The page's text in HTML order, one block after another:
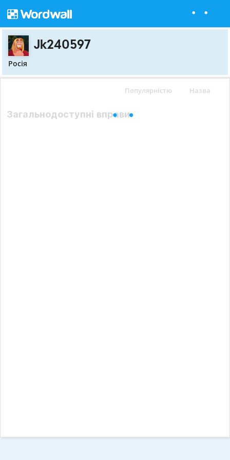
Jk240597
Росія
Популярністю Назва
Загальнодоступні вправи